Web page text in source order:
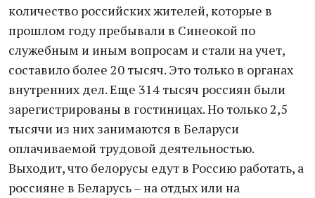
количество российских жителей, которые в
прошлом году пребывали в Синеокой по
служебным и иным вопросам и стали на учет,
составило более 20 тысяч. Это только в органах
внутренних дел. Еще 314 тысяч россиян были
зарегистрированы в гостиницах. Но только 2,5
тысячи из них занимаются в Беларуси
оплачиваемой трудовой деятельностью.
Выходит, что белорусы едут в Россию работать, а
россияне в Беларусь – на отдых или на